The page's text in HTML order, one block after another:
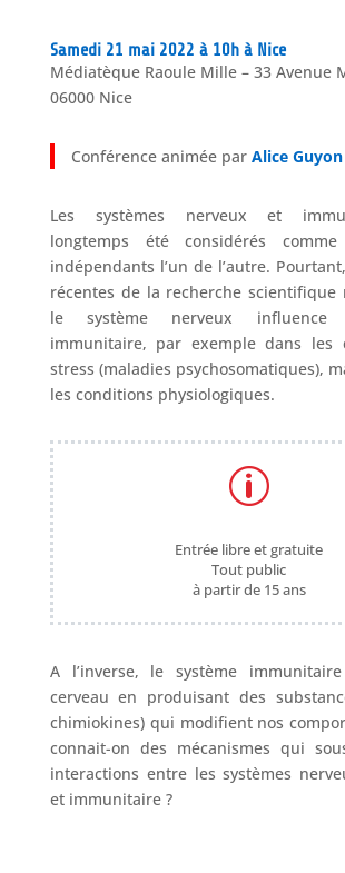
Samedi 21 mai 2022 à 10h à Nice
Médiatèque Raoule Mille – 33 Avenue
06000 Nice
Conférence animée par Alice Guyon
Les systèmes nerveux et
longtemps été considérés comme
indépendants l’un de l’autre.
récentes de la recherche
le système nerveux influence
immunitaire, par exemple dans les
stress (maladies psychosomatiques),
les conditions physiologiques.
p
Entrée libre et gratuite
Tout public
à partir de 15 ans
A l’inverse, le système
cerveau en produisant des
chimiokines) qui modifient nos
connait-on des mécanismes qui
interactions entre les systèmes
et immunitaire ?